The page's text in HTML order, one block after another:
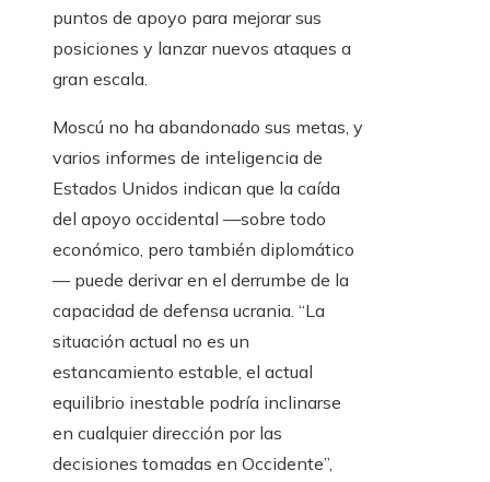
puntos de apoyo para mejorar sus
posiciones y lanzar nuevos ataques a
gran escala.
Moscú no ha abandonado sus metas, y
varios informes de inteligencia de
Estados Unidos indican que la caída
del apoyo occidental —sobre todo
económico, pero también diplomático
— puede derivar en el derrumbe de la
capacidad de defensa ucrania. “La
situación actual no es un
estancamiento estable, el actual
equilibrio inestable podría inclinarse
en cualquier dirección por las
decisiones tomadas en Occidente”,